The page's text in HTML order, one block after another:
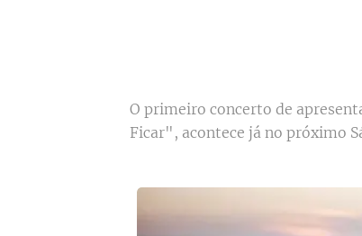
O primeiro concerto de
Ficar", acontece já no próximo